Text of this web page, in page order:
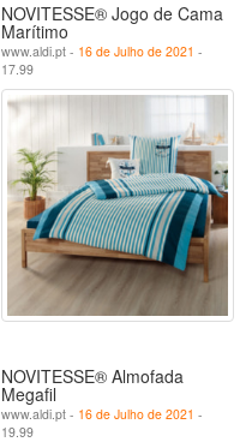
NOVITESSE® Jogo de Cama
Marítimo
www.aldi.pt - 16 de Julho de 2021 -
17.99
NOVITESSE® Almofada
Megafil
www.aldi.pt - 16 de Julho de 2021 -
19.99